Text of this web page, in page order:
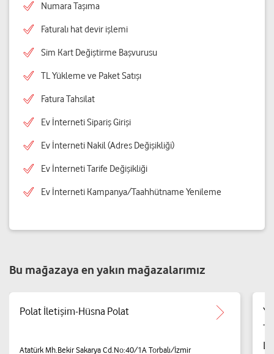
Numara Taşıma
Faturalı hat devir işlemi
Sim Kart Değiştirme Başvurusu
TL Yükleme ve Paket Satışı
Fatura Tahsilat
Ev İnterneti Sipariş Girişi
Ev İnterneti Nakil (Adres Değişikliği)
Ev İnterneti Tarife Değişikliği
Ev İnterneti Kampanya/Taahhütname Yenileme
Bu mağazaya en yakın mağazalarımız
Polat İletişim-Hüsna Polat
Atatürk Mh.Bekir Sakarya Cd.No:40/1A Torbalı/İzmir